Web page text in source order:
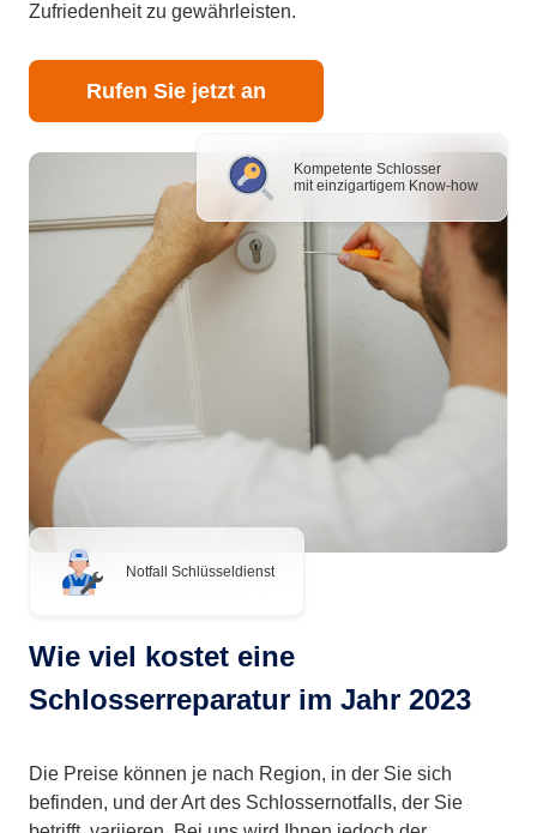
Kompetente Schlosser
mit einzigartigem Know-how
Notfall Schlüsseldienst
Zufriedenheit zu gewährleisten.
Rufen Sie jetzt an
Wie viel kostet eine
Schlosserreparatur im Jahr 2023
Die Preise können je nach Region, in der Sie sich
befinden, und der Art des Schlossernotfalls, der Sie